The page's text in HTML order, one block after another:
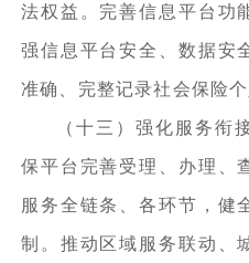
法权益。完善信息平台功
强信息平台安全、数据安
准确、完整记录社会保险个
（十三）强化服务衔
保平台完善受理、办理、
服务全链条、各环节，健
制。推动区域服务联动、